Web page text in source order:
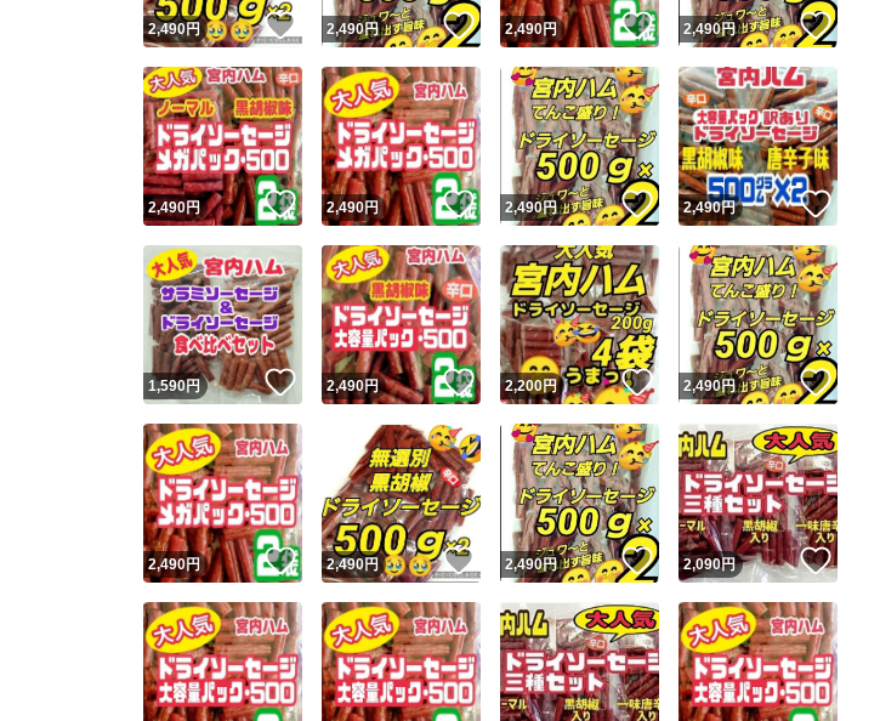
ユーザーの実績につ
Yahoo!フリマが定めた一定の基準を満たしたユーザ
安心取引出品者
安心取引出品者 Yahoo!フリマの基準をクリア
この商品の情報をコピ
2,490円 いいね！
2,490円 いいね！
2,490円 いいね！
2,490円 いい
2,490円 いいね！
2,490円 いいね！
2,490円 いいね！
2,490円
1,590円 いいね！
2,490円 いいね！
2,200円 いいね！
2,490円 いい
2,490円 いいね！
2,490円 いいね！
2,490円 いいね！
2,090円 いい